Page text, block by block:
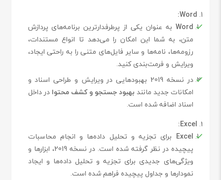
Word:
Word به عنوان یکی از پرطرفدارترین برنامه‌های پردازش
متن، به شما این امکان را می‌دهد تا انواع مستندات،
رزومه‌ها، نامه‌ها و سایر فایل‌های متنی را به راحتی ایجاد،
ویرایش و فرمت‌بندی کنید.
در نسخه 2019 بهبودهایی در ویرایش و طراحی اسناد و
امکانات جدید مانند بهبود جستجو و کشف محتوا در داخل
اسناد اضافه شده است.
Excel:
Excel برای تجزیه و تحلیل داده‌ها و انجام محاسبات
پیچیده در نظر گرفته شده است. در نسخه 2019، ابزارها و
ویژگی‌های جدیدی برای تجزیه و تحلیل داده‌ها و ایجاد
نمودارها و جداول پیچیده فراهم شده است.